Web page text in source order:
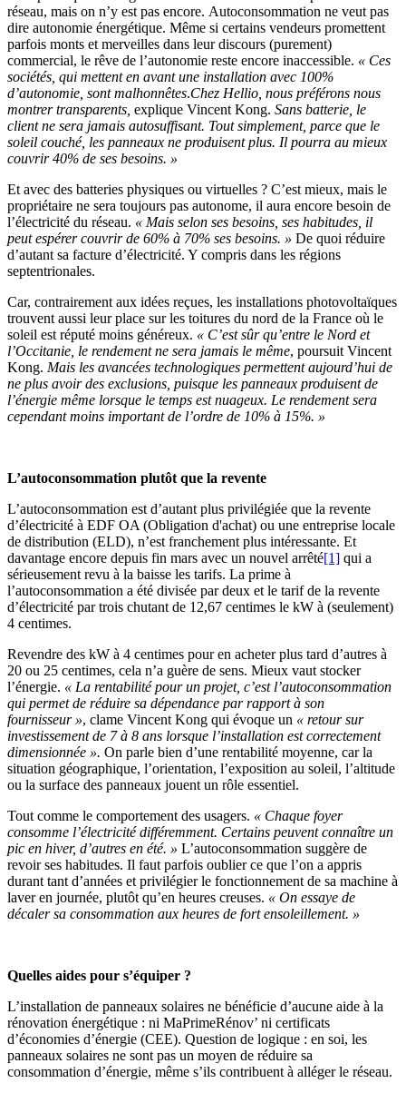
réseau, mais on n’y est pas encore. Autoconsommation ne veut pas
dire autonomie énergétique. Même si certains vendeurs promettent
parfois monts et merveilles dans leur discours (purement)
commercial, le rêve de l’autonomie reste encore inaccessible. « Ces
sociétés, qui mettent en avant une installation avec 100%
d’autonomie, sont malhonnêtes.Chez Hellio, nous préférons nous
montrer transparents, explique Vincent Kong. Sans batterie, le
client ne sera jamais autosuffisant. Tout simplement, parce que le
soleil couché, les panneaux ne produisent plus. Il pourra au mieux
couvrir 40% de ses besoins. »
Et avec des batteries physiques ou virtuelles ? C’est mieux, mais le
propriétaire ne sera toujours pas autonome, il aura encore besoin de
l’électricité du réseau. « Mais selon ses besoins, ses habitudes, il
peut espérer couvrir de 60% à 70% ses besoins. » De quoi réduire
d’autant sa facture d’électricité. Y compris dans les régions
septentrionales.
Car, contrairement aux idées reçues, les installations photovoltaïques
trouvent aussi leur place sur les toitures du nord de la France où le
soleil est réputé moins généreux. « C’est sûr qu’entre le Nord et
l’Occitanie, le rendement ne sera jamais le même, poursuit Vincent
Kong. Mais les avancées technologiques permettent aujourd’hui de
ne plus avoir des exclusions, puisque les panneaux produisent de
l’énergie même lorsque le temps est nuageux. Le rendement sera
cependant moins important de l’ordre de 10% à 15%. »
L’autoconsommation plutôt que la revente
L’autoconsommation est d’autant plus privilégiée que la revente
d’électricité à EDF OA (Obligation d'achat) ou une entreprise locale
de distribution (ELD), n’est franchement plus intéressante. Et
davantage encore depuis fin mars avec un nouvel arrêté[1] qui a
sérieusement revu à la baisse les tarifs. La prime à
l’autoconsommation a été divisée par deux et le tarif de la revente
d’électricité par trois chutant de 12,67 centimes le kW à (seulement)
4 centimes.
Revendre des kW à 4 centimes pour en acheter plus tard d’autres à
20 ou 25 centimes, cela n’a guère de sens. Mieux vaut stocker
l’énergie. « La rentabilité pour un projet, c’est l’autoconsommation
qui permet de réduire sa dépendance par rapport à son
fournisseur », clame Vincent Kong qui évoque un « retour sur
investissement de 7 à 8 ans lorsque l’installation est correctement
dimensionnée ». On parle bien d’une rentabilité moyenne, car la
situation géographique, l’orientation, l’exposition au soleil, l’altitude
ou la surface des panneaux jouent un rôle essentiel.
Tout comme le comportement des usagers. « Chaque foyer
consomme l’électricité différemment. Certains peuvent connaître un
pic en hiver, d’autres en été. » L’autoconsommation suggère de
revoir ses habitudes. Il faut parfois oublier ce que l’on a appris
durant tant d’années et privilégier le fonctionnement de sa machine à
laver en journée, plutôt qu’en heures creuses. « On essaye de
décaler sa consommation aux heures de fort ensoleillement. »
Quelles aides pour s’équiper ?
L’installation de panneaux solaires ne bénéficie d’aucune aide à la
rénovation énergétique : ni MaPrimeRénov’ ni certificats
d’économies d’énergie (CEE). Question de logique : en soi, les
panneaux solaires ne sont pas un moyen de réduire sa
consommation d’énergie, même s’ils contribuent à alléger le réseau.